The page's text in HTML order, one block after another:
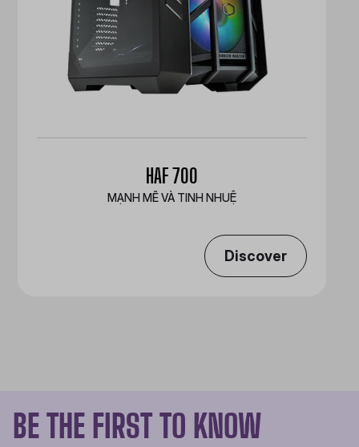
HAF 700
MẠNH MẼ VÀ TINH NHUỆ
Discover
BE THE FIRST TO KNOW